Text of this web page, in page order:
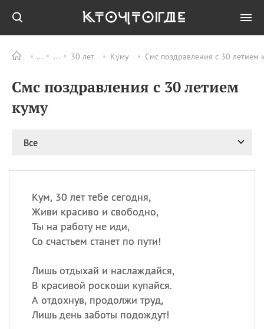
30 лет Куму Смс поздравления с 30 летием
Смс поздравления с 30 летием
куму
Все
Кум, 30 лет тебе сегодня,
Живи красиво и свободно,
Ты на работу не иди,
Со счастьем станет по пути!
Лишь отдыхай и наслаждайся,
В красивой роскоши купайся.
А отдохнув, продолжи труд,
Лишь день заботы подождут!
ПРАЗДНИКИ Все
08.08
День «Счастье
случается» (Happiness
великомученика
врачей и целителя
больных
09.08 День книголюбов (Book
ИМЕНА
Сегодня празднуют именины